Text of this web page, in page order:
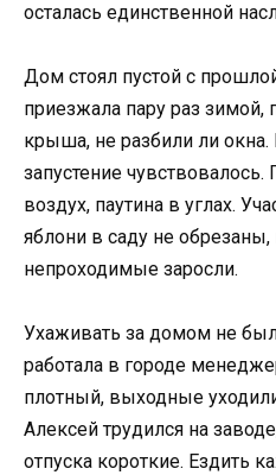
осталась единственной
Дом стоял пустой с
приезжала пару раз зимой,
крыша, не разбили ли
запустение
воздух, паутина в углах.
яблони в саду не
непроходимые заросли.
Ухаживать за домом не
работала в городе
плотный, выходные
Алексей трудился на
отпуска короткие. Ездить